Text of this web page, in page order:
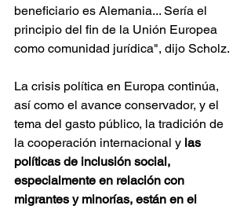
beneficiario es Alemania... Sería el
principio del fin de la Unión Europea
como comunidad jurídica", dijo Scholz.
La crisis política en Europa continúa,
así como el avance conservador, y el
tema del gasto público, la tradición de
la cooperación internacional y las
políticas de inclusión social,
especialmente en relación con
migrantes y minorías, están en el